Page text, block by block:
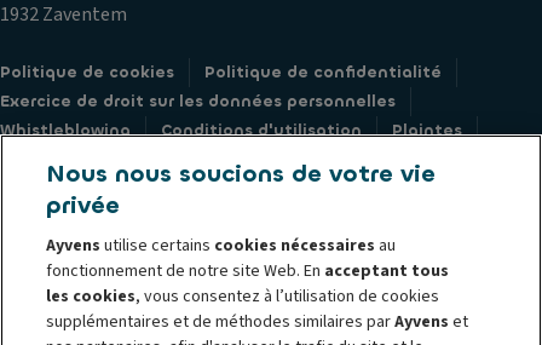
1932 Zaventem
Politique de cookies
Politique de confidentialité
Exercice de droit sur les données personnelles
Whistleblowing
Conditions d'utilisation
Plaintes
© 2026 Ayvens est l'un des principaux acteurs mondiaux de la mobilité
durable qui s'engage à améliorer la fluidité de la vie. Depuis des
Nous nous soucions de votre vie
privée
Ayvens utilise certains cookies nécessaires au
fonctionnement de notre site Web. En acceptant tous
les cookies, vous consentez à l’utilisation de cookies
supplémentaires et de méthodes similaires parAyvens et